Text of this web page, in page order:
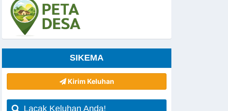
SIKEMA
Kirim Keluhan
Lacak Keluhan Anda!